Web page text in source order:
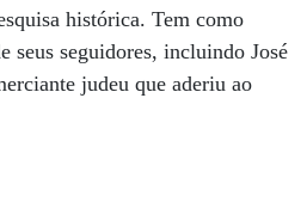
histórica. Tem como
seus seguidores, incluindo José
judeu que aderiu ao